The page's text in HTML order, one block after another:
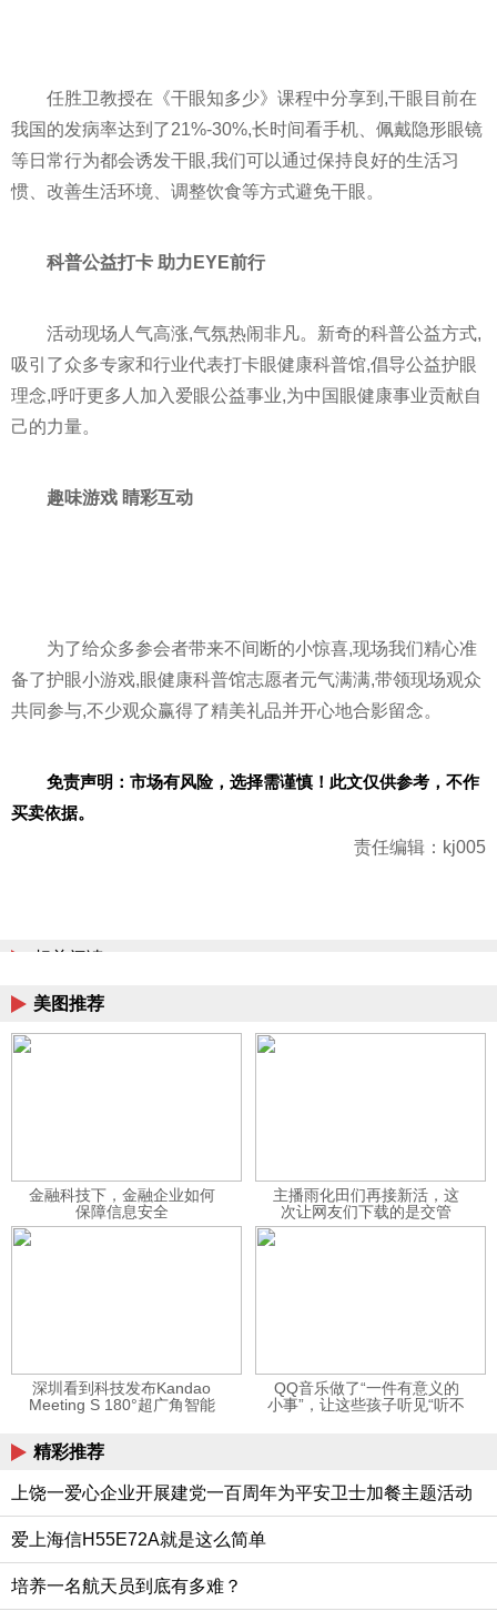
任胜卫教授在《干眼知多少》课程中分享到,干眼目前在
我国的发病率达到了21%-30%,长时间看手机、佩戴隐形眼镜
等日常行为都会诱发干眼,我们可以通过保持良好的生活习
惯、改善生活环境、调整饮食等方式避免干眼。
科普公益打卡 助力EYE前行
活动现场人气高涨,气氛热闹非凡。新奇的科普公益方式,
吸引了众多专家和行业代表打卡眼健康科普馆,倡导公益护眼
理念,呼吁更多人加入爱眼公益事业,为中国眼健康事业贡献自
己的力量。
趣味游戏 睛彩互动
为了给众多参会者带来不间断的小惊喜,现场我们精心准
备了护眼小游戏,眼健康科普馆志愿者元气满满,带领现场观众
共同参与,不少观众赢得了精美礼品并开心地合影留念。
免责声明：市场有风险，选择需谨慎！此文仅供参考，不作
买卖依据。
责任编辑：kj005
相关阅读
美图推荐
金融科技下，金融企业如何
保障信息安全
主播雨化田们再接新活，这
次让网友们下载的是交管
12123APP
深圳看到科技发布Kandao
Meeting S 180°超广角智能
QQ音乐做了“一件有意义的
小事”，让这些孩子听见“听不
精彩推荐
上饶一爱心企业开展建党一百周年为平安卫士加餐主题活动
爱上海信H55E72A就是这么简单
培养一名航天员到底有多难？